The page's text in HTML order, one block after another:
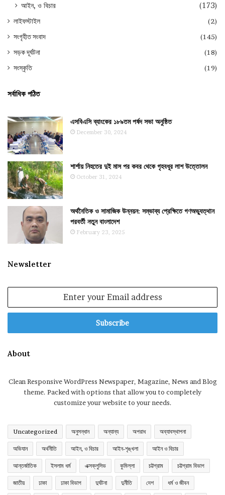
আইন, ও বিচার (173)
লাইফস্টাইল
(2)
সংগৃহীত সংবাদ
(145)
সড়ক দূর্ঘটনা
(18)
সংস্কৃতি
(19)
সর্বাধিক পঠিত
এসবিএসি ব্যাংকের ১৮৯তম পর্ষদ সভা অনুষ্ঠিত
December 30, 2024
শার্শায় নিহতের দুই মাস পর কবর থেকে গৃহবধূর লাশ উত্তোলন
October 31, 2024
অর্থনৈতিক ও সামাজিক উন্নয়ন: সম্ভাব্য প্রেক্ষিতে গণঅভ্যুত্থান
পরবর্তী নতুন বাংলাদেশ
February 23, 2025
Newsletter
Email
About
Clean Responsive WordPress Newspaper, Magazine, News and Blog
theme. Packed with options that allow you to completely
customize your website to your needs.
Uncategorized অনুসন্ধান অন্যান্য অপরাধ অব্যাবস্থাপনা
অভিযান অর্থনীতি আইন, ও বিচার আইন-শৃঙ্খলা আইন ও বিচার
আন্তর্জাতিক ইসলাম ধর্ম এক্সক্লুসিভ কুমিল্লা চট্টগ্রাম চট্টগ্রাম বিভাগ
জাতীয় ঢাকা ঢাকা বিভাগ দুর্ঘটনা দুর্নীতি দেশ ধর্ম ও জীবন